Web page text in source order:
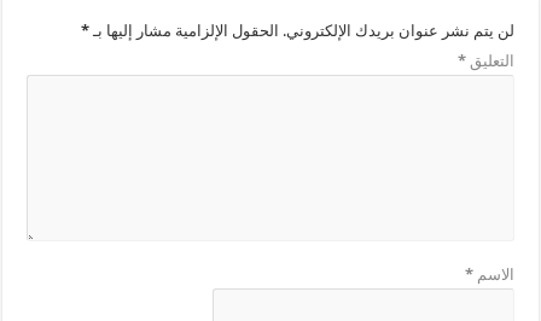
لن يتم نشر عنوان بريدك الإلكتروني. الحقول الإلزامية مشار إليها بـ*
التعليق*
الاسم*